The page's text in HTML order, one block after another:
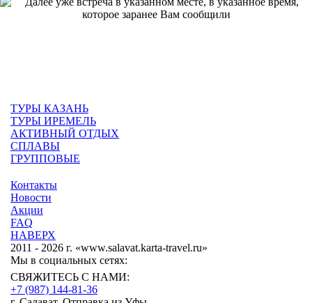
Контакты
Новости
Акции
FAQ
НАВЕРХ
2011 - 2026 г. «www.salavat.karta-travel.ru»
ТУРЫ КАЗАНЬ
ТУРЫ ИРЕМЕЛЬ
АКТИВНЫЙ ОТДЫХ
СПЛАВЫ
ГРУППОВЫЕ
Мы в социальных сетях:
СВЯЖИТЕСЬ С НАМИ:
+7 (987) 144-81-36